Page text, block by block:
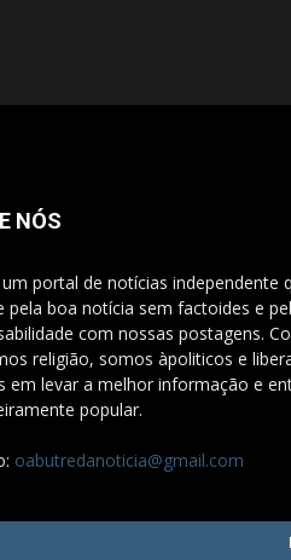
NÓS
portal de notícias independente
pela boa notícia sem factoides e
com nossas postagens.
religião, somos àpoliticos e
em levar a melhor informação e
popular.
oabutredanoticia@gmail.com